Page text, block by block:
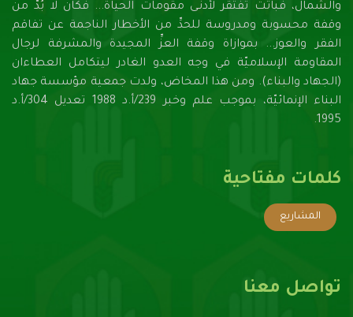
والشمال، فباتت تفتقر لأدنـى مقومات الحياة... فكان لا بُدَّ من
وقفة محسوبة ومدروسة للحدِّ من الأخطار الناجمة عن تفاقم
الفقر والعوز... بموازاة وقفة العزِّ المجيدة والمشرفة لرجال
المقاومة الإسلاميّة في وجه العدو الغادر ليتكامل العطاءان
(الجهاد والبناء). ومن هذا المخاض، ولدت جمعية مؤسسة جهاد
البناء الإنمائيّة، بموجب علم وخبر 239/أ.د 1988 تعديل 304/أ.د
1995.
كلمات مفتاحية
المشاريع
تواصل معنا